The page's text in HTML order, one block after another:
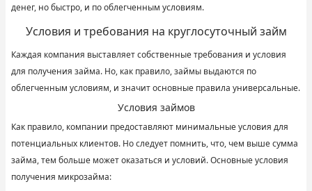
денег, но быстро, и по облегченным условиям.
Условия и требования на круглосуточный займ
Каждая компания выставляет собственные требования и условия
для получения займа. Но, как правило, займы выдаются по
облегченным условиям, и значит основные правила универсальные.
Условия займов
Как правило, компании предоставляют минимальные условия для
потенциальных клиентов. Но следует помнить, что, чем выше сумма
займа, тем больше может оказаться и условий. Основные условия
получения микрозайма: